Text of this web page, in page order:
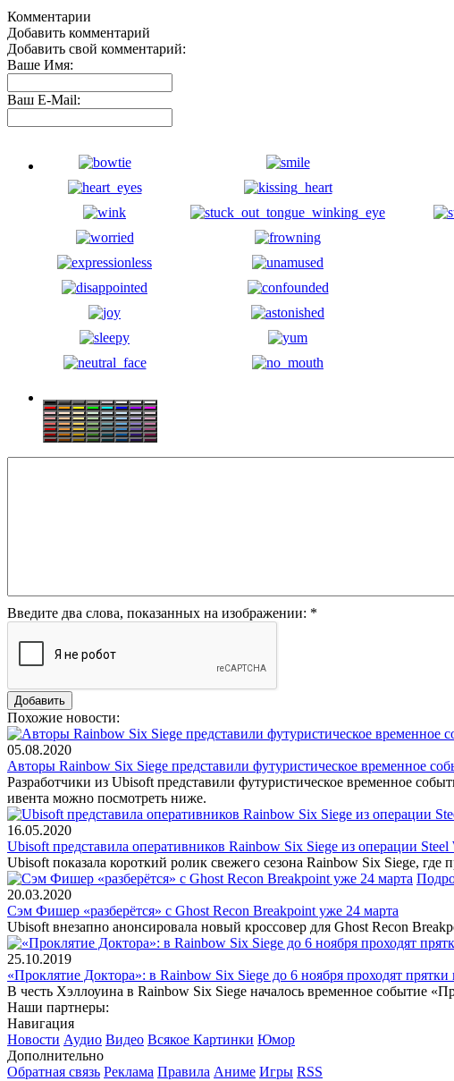
Комментарии
Добавить комментарий
Добавить свой комментарий:
Ваше Имя:
Ваш E-Mail:
Введите два слова, показанных на изображении: *
Похожие новости:
05.08.2020
Авторы Rainbow Six Siege представили футуристическое временное
Разработчики из Ubisoft представили футуристическое временное
ивента можно посмотреть ниже.
16.05.2020
Ubisoft представила оперативников Rainbow Six Siege из операции Steel
Ubisoft показала короткий ролик свежего сезона Rainbow Six Siege,
20.03.2020
Сэм Фишер «разберётся» с Ghost Recon Breakpoint уже 24 марта
Ubisoft внезапно анонсировала новый кроссовер для Ghost Recon
25.10.2019
«Проклятие Доктора»: в Rainbow Six Siege до 6 ноября проходят
В честь Хэллоуина в Rainbow Six Siege началось временное событие
Наши партнеры:
Навигация
Новости Аудио Видео Всякое Картинки Юмор
Дополнительно
Обратная связь Реклама Правила Аниме Игры RSS